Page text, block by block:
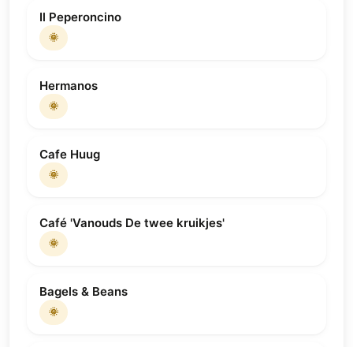
Il Peperoncino
🌞
Hermanos
🌞
Cafe Huug
🌞
Café 'Vanouds De twee kruikjes'
🌞
Bagels & Beans
🌞